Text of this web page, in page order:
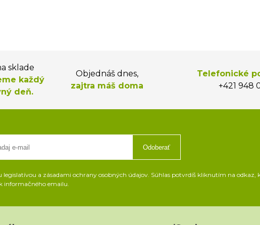
sklade
každý
deň.
Objednáš dnes,
zajtra máš doma
Telefonické
+421 948
Odoberať
a zásadami ochrany osobných údajov. Súhlas potvrdíš kliknutím na odkaz,
informačného emailu.